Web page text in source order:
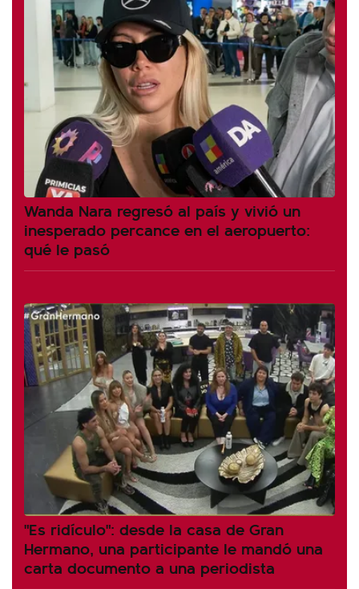
Wanda Nara regresó al país y vivió un
inesperado percance en el aeropuerto:
qué le pasó
"Es ridículo": desde la casa de Gran
Hermano, una participante le mandó una
carta documento a una periodista